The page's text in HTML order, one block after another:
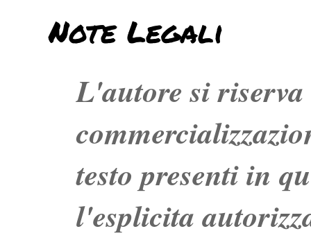
Note Legali
L'autore si
testo presenti in
l'esplicita